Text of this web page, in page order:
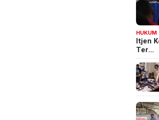
HUKUM
Itjen
Ter…